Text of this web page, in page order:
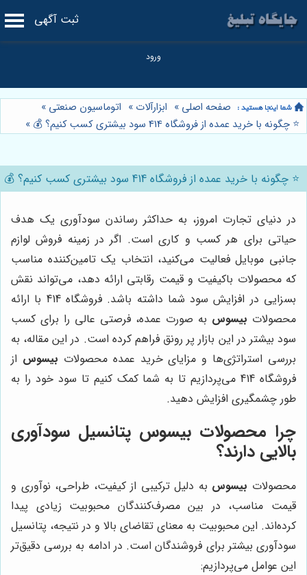
ثبت آگهی
صفحه اصلی » ابزارآلات » اتوماسیون صنعتی »
⭐️ چگونه با خرید عمده از فروشگاه 414 سود بیشتری کسب کنیم؟ 💰
»
⭐️ چگونه با خرید عمده از فروشگاه 414 سود بیشتری کسب کنیم؟ 💰
در دنیای تجارت امروز، به حداکثر رساندن سودآوری یک هدف
حیاتی برای هر کسب و کاری است. اگر در زمینه فروش لوازم
جانبی موبایل فعالیت می‌کنید، انتخاب یک تامین‌کننده مناسب
که محصولات باکیفیت و قیمت رقابتی ارائه دهد، می‌تواند نقش
بسزایی در افزایش سود شما داشته باشد. فروشگاه 414 با ارائه
محصولات بیسوس به صورت عمده، فرصتی عالی را برای کسب
سود بیشتر در این بازار پر رونق فراهم کرده است. در این مقاله، به
بررسی استراتژی‌ها و مزایای خرید عمده محصولات بیسوس از
فروشگاه 414 می‌پردازیم تا به شما کمک کنیم تا سود خود را به
طور چشمگیری افزایش دهید.
چرا محصولات بیسوس پتانسیل سودآوری
بالایی دارند؟
محصولات بیسوس به دلیل ترکیبی از کیفیت، طراحی، نوآوری و
قیمت مناسب، در بین مصرف‌کنندگان محبوبیت زیادی پیدا
کرده‌اند. این محبوبیت به معنای تقاضای بالا و در نتیجه، پتانسیل
سودآوری بیشتر برای فروشندگان است. در ادامه به بررسی دقیق‌تر
این عوامل می‌پردازیم: